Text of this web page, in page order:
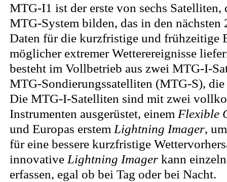
MTG-I1 ist der erste von sechs Satelliten,
MTG-System bilden, das in den nächsten
Daten für die kurzfristige und frühzeitige
möglicher extremer Wetterereignisse
besteht im Vollbetrieb aus zwei MTG-I-
MTG-Sondierungssatelliten (MTG-S), die
Die MTG-I-Satelliten sind mit zwei
Instrumenten ausgerüstet, einem Flexible
und Europas erstemLightning Imager,
für eine bessere kurzfristige
innovativeLightning Imager kann
erfassen, egal ob bei Tag oder bei Nacht.